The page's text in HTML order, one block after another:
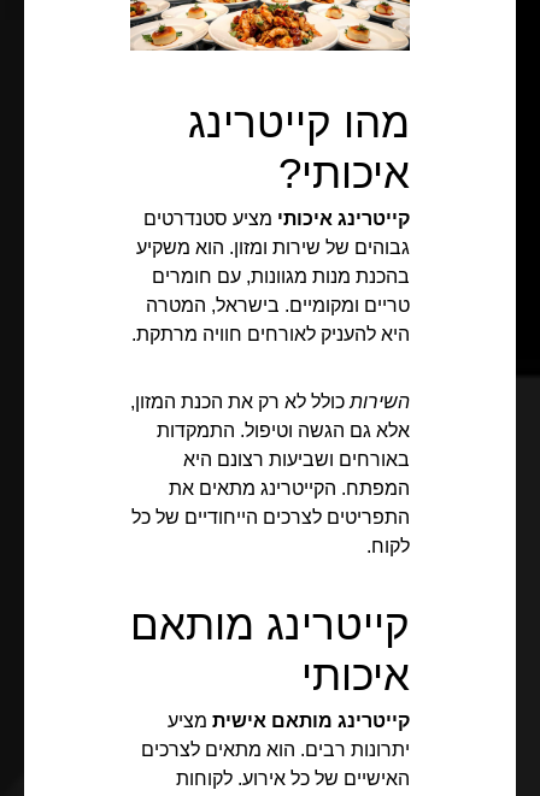
מהו קייטרינג
איכותי?
קייטרינג איכותי מציע סטנדרטים
גבוהים של שירות ומזון. הוא משקיע
בהכנת מנות מגוונות, עם חומרים
טריים ומקומיים. בישראל, המטרה
היא להעניק לאורחים חוויה מרתקת.
השירותכולל לא רק את הכנת המזון,
אלא גם הגשה וטיפול. התמקדות
באורחים ושביעות רצונם היא
המפתח. הקייטרינג מתאים את
התפריטים לצרכים הייחודיים של כל
לקוח.
קייטרינג מותאם
איכותי
קייטרינג מותאם אישית מציע
יתרונות רבים. הוא מתאים לצרכים
האישיים של כל אירוע. לקוחות